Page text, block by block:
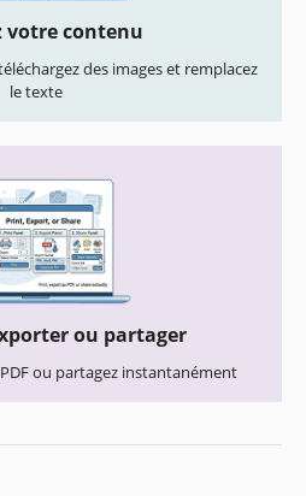
votre contenu
des images et remplacez
le texte
ou partager
ou partagez instantanément